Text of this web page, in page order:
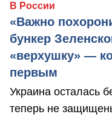
В России
«Важно
бункер
«верхушку» —
первым
Украина осталась
теперь не